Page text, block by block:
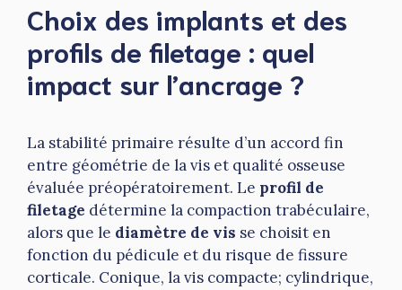
Choix des implants et des
profils de filetage : quel
impact sur l’ancrage ?
La stabilité primaire résulte d’un accord fin
entre géométrie de la vis et qualité osseuse
évaluée préopératoirement. Le profil de
filetage détermine la compaction trabéculaire,
alors que le diamètre de vis se choisit en
fonction du pédicule et du risque de fissure
corticale. Conique, la vis compacte; cylindrique,